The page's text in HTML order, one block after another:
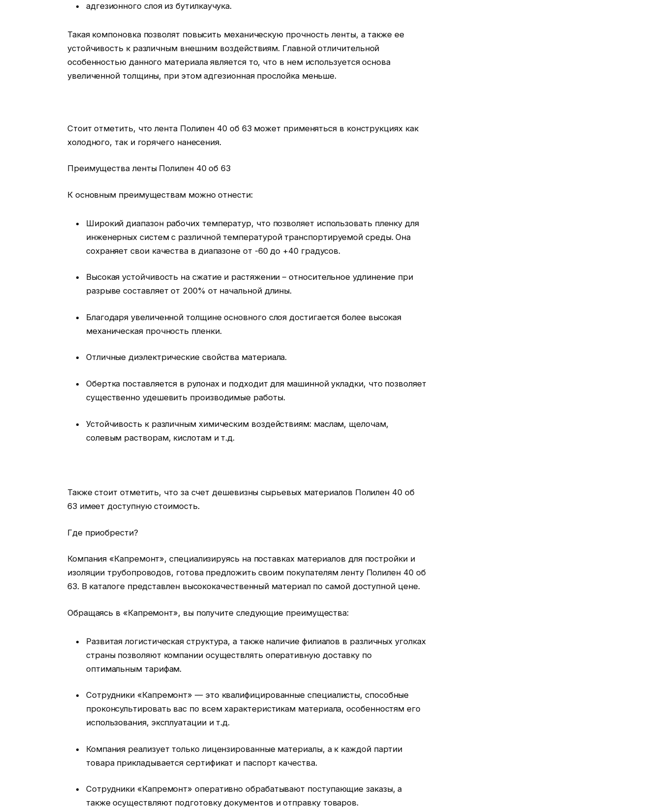
адгезионного слоя из бутилкаучука.
Такая компоновка позволят повысить механическую прочность ленты, а также ее
устойчивость к различным внешним воздействиям. Главной отличительной
особенностью данного материала является то, что в нем используется основа
увеличенной толщины, при этом адгезионная прослойка меньше.
Стоит отметить, что лента Полилен 40 об 63 может применяться в конструкциях как
холодного, так и горячего нанесения.
Преимущества ленты Полилен 40 об 63
К основным преимуществам можно отнести:
Широкий диапазон рабочих температур, что позволяет использовать пленку для
инженерных систем с различной температурой транспортируемой среды. Она
сохраняет свои качества в диапазоне от -60 до +40 градусов.
Высокая устойчивость на сжатие и растяжении – относительное удлинение при
разрыве составляет от 200% от начальной длины.
Благодаря увеличенной толщине основного слоя достигается более высокая
механическая прочность пленки.
Отличные диэлектрические свойства материала.
Обертка поставляется в рулонах и подходит для машинной укладки, что позволяет
существенно удешевить производимые работы.
Устойчивость к различным химическим воздействиям: маслам, щелочам,
солевым растворам, кислотам и т.д.
Также стоит отметить, что за счет дешевизны сырьевых материалов Полилен 40 об
63 имеет доступную стоимость.
Где приобрести?
Компания «Капремонт», специализируясь на поставках материалов для постройки и
изоляции трубопроводов, готова предложить своим покупателям ленту Полилен 40 об
63. В каталоге представлен высококачественный материал по самой доступной цене.
Обращаясь в «Капремонт», вы получите следующие преимущества:
Развитая логистическая структура, а также наличие филиалов в различных уголках
страны позволяют компании осуществлять оперативную доставку по
оптимальным тарифам.
Сотрудники «Капремонт» — это квалифицированные специалисты, способные
проконсультировать вас по всем характеристикам материала, особенностям его
использования, эксплуатации и т.д.
Компания реализует только лицензированные материалы, а к каждой партии
товара прикладывается сертификат и паспорт качества.
Сотрудники «Капремонт» оперативно обрабатывают поступающие заказы, а
также осуществляют подготовку документов и отправку товаров.